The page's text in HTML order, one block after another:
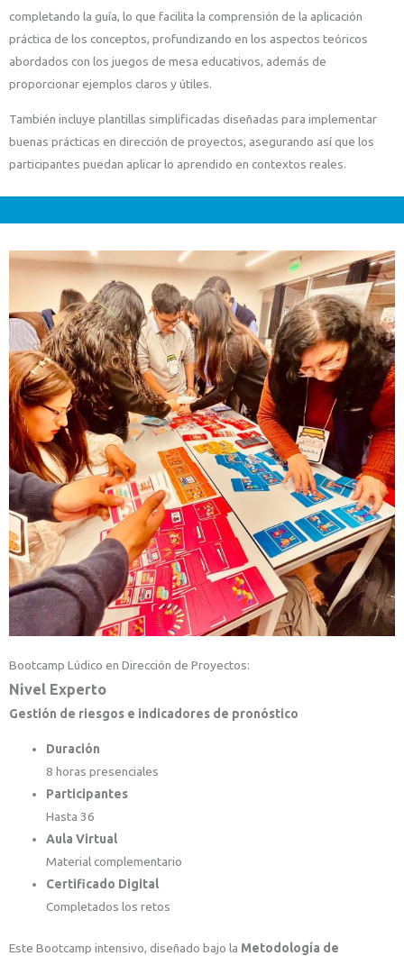
completando la guía, lo que facilita la comprensión de la aplicación
práctica de los conceptos, profundizando en los aspectos teóricos
abordados con los juegos de mesa educativos, además de
proporcionar ejemplos claros y útiles.
También incluye plantillas simplificadas diseñadas para implementar
buenas prácticas en dirección de proyectos, asegurando así que los
participantes puedan aplicar lo aprendido en contextos reales.
Bootcamp Lúdico en Dirección de Proyectos:
Nivel Experto
Gestión de riesgos e indicadores de pronóstico
Duración
8 horas presenciales
Participantes
Hasta 36
Aula Virtual
Material complementario
Certificado Digital
Completados los retos
Este Bootcamp intensivo, diseñado bajo la Metodología de